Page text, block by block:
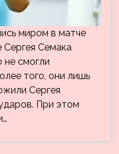
миром в матче
Сергея Семака
смогли
того, они лишь
Сергея
При этом